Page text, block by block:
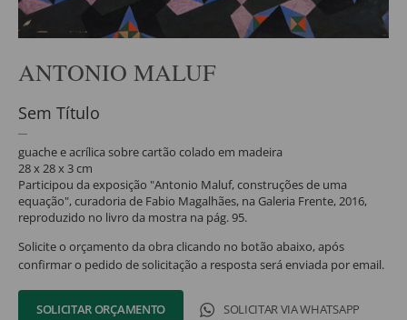
ANTONIO MALUF
Sem Título
guache e acrílica sobre cartão colado em madeira
28 x 28 x 3 cm
Participou da exposição "Antonio Maluf, construções de uma
equação", curadoria de Fabio Magalhães, na Galeria Frente, 2016,
reproduzido no livro da mostra na pág. 95.
Solicite o orçamento da obra clicando no botão abaixo, após
confirmar o pedido de solicitação a resposta será enviada por email.
SOLICITAR ORÇAMENTO SOLICITAR VIA WHATSAPP